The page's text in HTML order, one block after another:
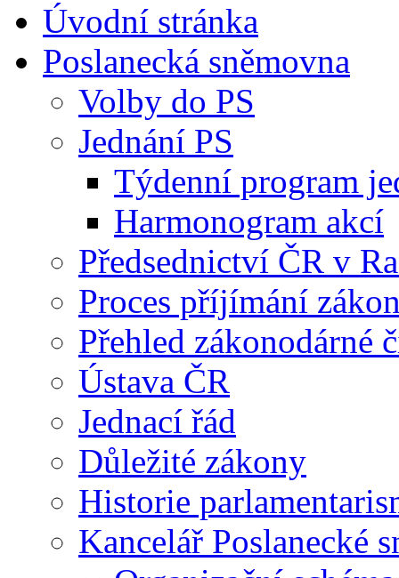
Úvodní stránka
Poslanecká sněmovna
Volby do PS
Jednání PS
Týdenní program
Harmonogram akcí
Předsednictví ČR v
Proces příjímání
Přehled zákonodárné
Ústava ČR
Jednací řád
Důležité zákony
Historie
Kancelář Poslanecké